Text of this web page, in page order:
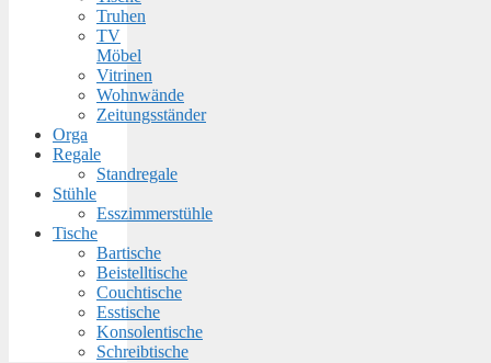
Truhen
TV
Möbel
Vitrinen
Wohnwände
Zeitungsständer
Orga
Regale
Standregale
Stühle
Esszimmerstühle
Tische
Bartische
Beistelltische
Couchtische
Esstische
Konsolentische
Schreibtische